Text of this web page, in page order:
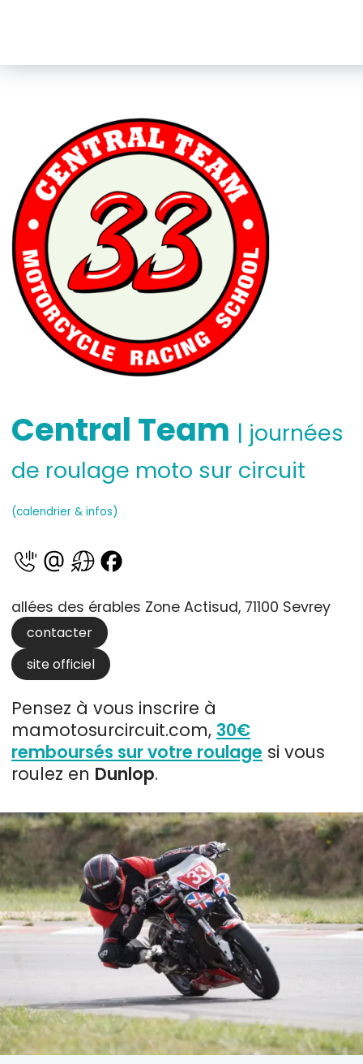
Central Team | journées
de roulage moto sur circuit
(calendrier & infos)
allées des érables Zone Actisud, 71100 Sevrey
contacter
site officiel
Pensez à vous inscrire à
mamotosurcircuit.com, 30€
remboursés sur votre roulage si vous
roulez en Dunlop.